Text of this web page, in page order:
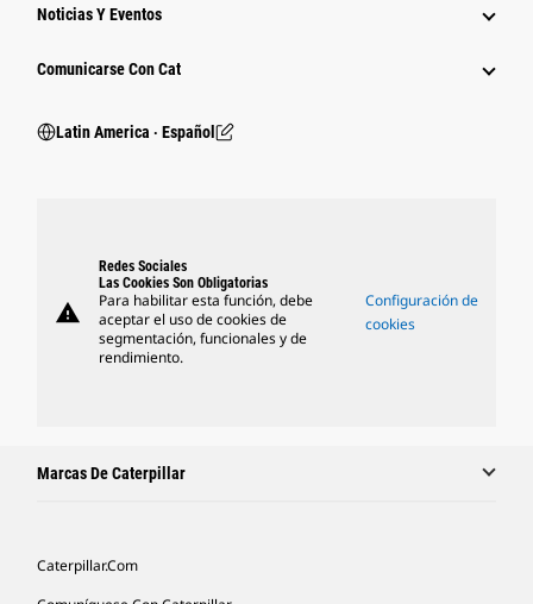
Noticias Y Eventos
Comunicarse Con Cat
Latin America ‧ Español
warning
Redes Sociales
Las Cookies Son Obligatorias
Para habilitar esta función, debe
aceptar el uso de cookies de
segmentación, funcionales y de
rendimiento.
Configuración de
cookies
Marcas De Caterpillar
Caterpillar.com